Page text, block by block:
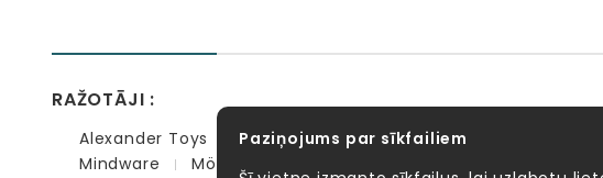
RAŽOTĀJI :
Alexander Toys APLI kids Bibio EBULOBO
Mindware
Möbi
Paziņojums par sīkfailiem